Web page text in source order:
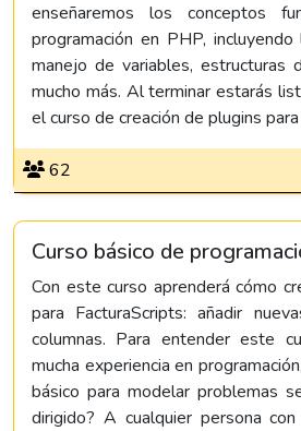
enseñaremos los conceptos
programación en PHP,
manejo de variables,
mucho más. Al terminar estarás
el curso de creación de plugins
62
Curso básico de
Con este curso aprenderá cómo
para FacturaScripts: añadir
columnas. Para entender este
mucha experiencia en
básico para modelar problemas
dirigido? A cualquier persona